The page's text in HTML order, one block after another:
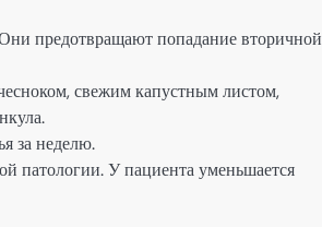
предотвращают попадание вторичной
свежим капустным листом,
за неделю.
патологии. У пациента уменьшается